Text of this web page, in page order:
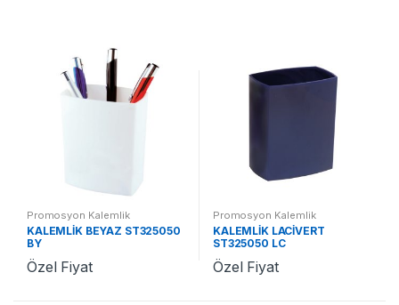
Promosyon Kalemlik
KALEMLİK BEYAZ ST325050
BY
Özel Fiyat
Promosyon Kalemlik
KALEMLİK LACİVERT
ST325050 LC
Özel Fiyat